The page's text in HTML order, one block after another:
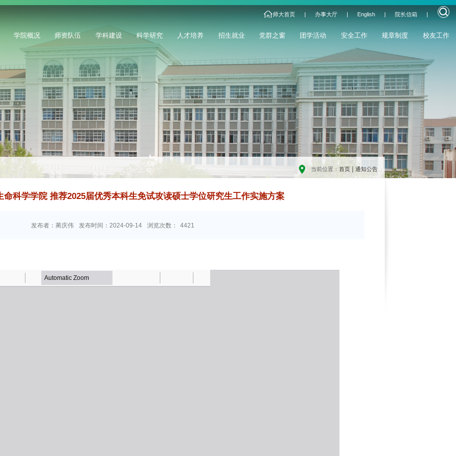
师大首页 | 办事大厅 | English | 院长信箱 |
学院概况 师资队伍 学科建设 科学研究 人才培养 招生就业 党群之窗 团学活动 安全工作 规章制度 校友工作
当前位置： 首页 通知公告
命科学学院 推荐2025届优秀本科生免试攻读硕士学位研究生工作实施方案
发布者：蔺庆伟 发布时间：2024-09-14 浏览次数： 4421